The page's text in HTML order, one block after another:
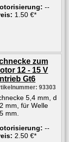
--
1.50 €*
zum
12 - 15 V
Gt6
93303
5,4 mm, d
mm, für Welle
mm.
--
2.50 €*